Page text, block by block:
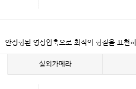
안정화된 영상압축으로 최적의 화질을 표현
실외카메라